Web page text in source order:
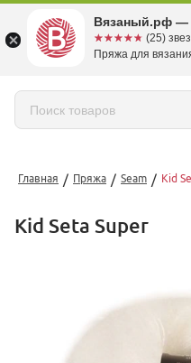
Главная / Пряжа / Seam / Kid
Kid Seta Super
Вязаный.рф —
☆☆☆☆☆
★★★★★ (25)
Пряжа для